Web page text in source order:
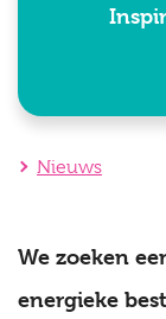
Nieuws
We zoeken
energieke